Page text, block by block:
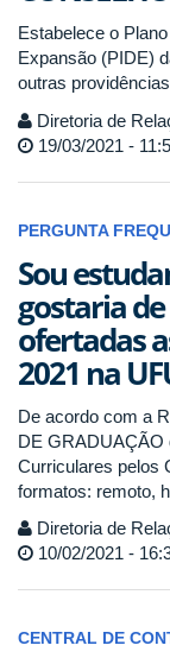
Estabelece o
Expansão (PIDE)
outras
Diretoria de
19/03/2021 -
PERGUNTA
Sou
gostaria
ofertadas
2021 na
De acordo com a
DE GRADUAÇÃO
Curriculares pelos
formatos: remoto,
Diretoria de
10/02/2021 -
CENTRAL DE